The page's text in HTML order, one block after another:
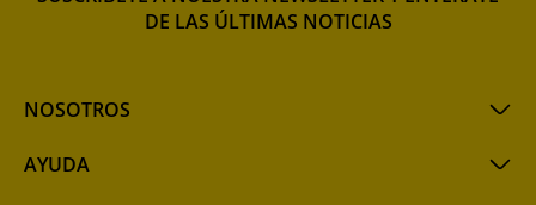
NOSOTROS
AYUDA
DE LAS ÚLTIMAS NOTICIAS